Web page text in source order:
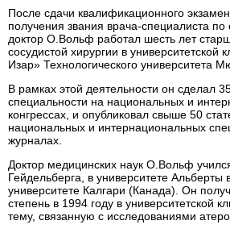
После сдачи квалификационного
получения звания врача-специалиста по
доктор О.Вольф работал шесть лет
сосудистой хирургии в университетской
Изар» Технологического университета
В рамках этой деятельности он сделал
специальности на национальных и
конгрессах, и опубликовал свыше 50
национальных и интернациональных
журналах.
Доктор медицинских наук О.Вольф
Гейдельберга, в университете Альберты
университете Калгари (Канада). Он
степень в 1994 году в университетской
тему, связанную с исследованиями